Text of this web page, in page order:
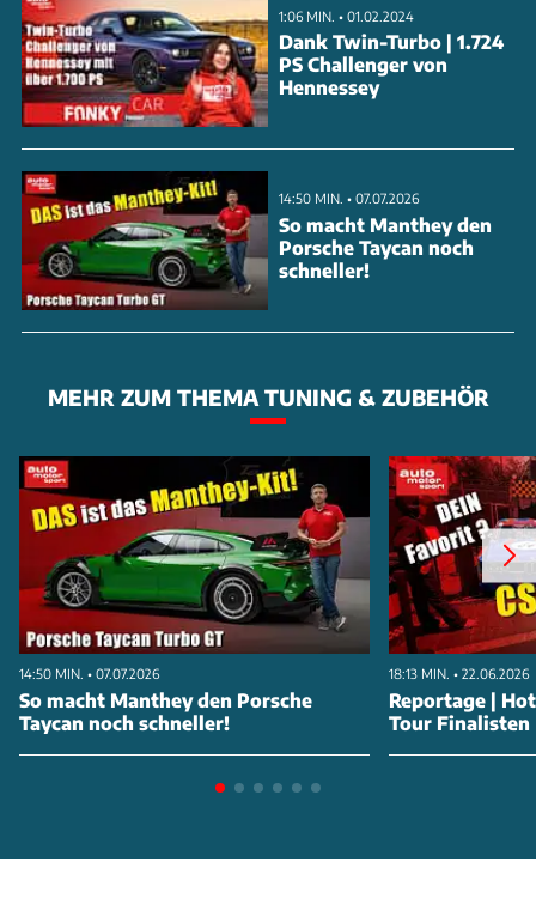
1:06 MIN. • 01.02.2024
Dank Twin-Turbo | 1.724
PS Challenger von
Hennessey
14:50 MIN. • 07.07.2026
So macht Manthey den
Porsche Taycan noch
schneller!
MEHR ZUM THEMA TUNING & ZUBEHÖR
14:50 MIN. • 07.07.2026
So macht Manthey den Porsche
Taycan noch schneller!
18:13 MIN. • 22.06.2026
Reportage |
Tour Finalisten